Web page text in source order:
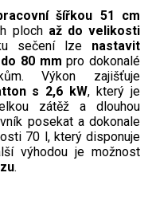
šířkou 51 cm
ploch až do velikosti
sečení lze nastavit
80 mm pro dokonalé
Výkon zajišťuje
s 2,6 kW, který je
zátěž a dlouhou
posekat a dokonale
70 l, který disponuje
výhodou je možnost
.